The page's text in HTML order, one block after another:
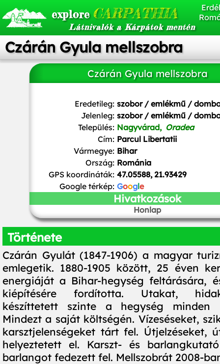
explore CARPATHIA
Látnivalók a Kárpátok mentén
Czárán Gyula mellszobra
Czárán Gyula mellszobra
Eredetileg: szobor / emlékmű /
Jelenleg: szobor / emlékmű /
Település: Nagyvárad, Oradea
Cím: Parcul Libertatii
Vármegye: Bihar
Ország: Románia
GPS koordináták: 47.05588, 21.93429
Google térkép: Google
Hivatkozások
Honlap
Története
Czárán Gyulát (1847-1906) a magyar
emlegetik. 1880-1905 között, 25 éven
energiáját a Bihar-hegység feltárására,
kiépítésére fordította. Utakat,
készíttetett szinte a hegység minden
Mindezt a saját költségén. Vízeséseket,
karsztjelenségeket tárt fel. Útjelzéseket,
helyeztetett el. Karszt- és
barlangot fedezett fel. Mellszobrát 2008-